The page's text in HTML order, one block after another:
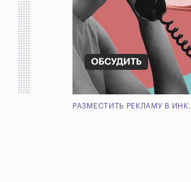
РАЗМЕСТИТЬ РЕКЛАМУ В ИНК.